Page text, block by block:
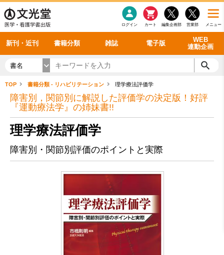
メニュー
営業部
編集企画部
カート
ログイン
新刊・近刊 書籍分類 雑誌 電子版
WEB
連動企画
感染症 老年医学
看護・介護
呼吸器
循環器
シリーズ一覧
雑誌投稿規定
理学療法
雑誌案内・年間購読 最新号 バックナンバー
電子書籍
電子雑誌
書籍「データに基づく臨床動作分析」WEB動画
書籍「眼手術学」WEB動画
書籍「神経症候学 II 改訂第二版」 WEB動画
新刊一覧
今後の発行予定
書名
TOP 書籍分類 - リハビリテーション 理学療法評価学
障害別，関節別に解説した評価学の決定版！好評
『運動療法学』の姉妹書!!
理学療法評価学
障害別・関節別評価のポイントと実際